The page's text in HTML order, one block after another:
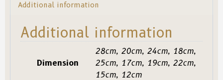
Additional information
Additional information
Dimension
28cm, 20cm, 24cm, 18cm,
25cm, 17cm, 19cm, 22cm,
15cm, 12cm